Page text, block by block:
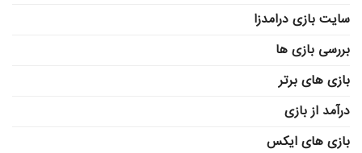
سایت بازی درامدزا
بررسی بازی ها
بازی های برتر
درآمد از بازی
بازی های ایکس